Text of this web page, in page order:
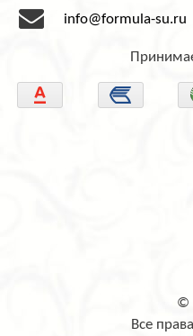
info@formula-su.ru
©
Все